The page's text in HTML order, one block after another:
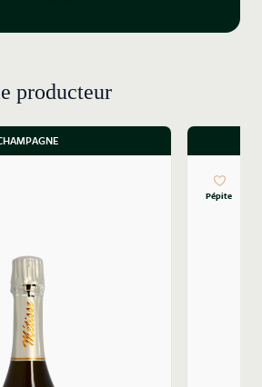
producteur
Pépite